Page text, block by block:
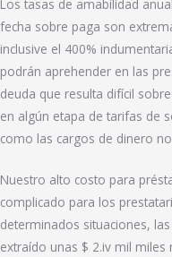
Los tasas de amabilidad
fecha sobre paga son
inclusive el 400%
podrán aprehender en las
deuda que resulta difícil
en algún etapa de tarifas de
como las cargos de dinero
Nuestro alto costo para
complicado para los
determinados situaciones,
extraído unas $ 2.iv mil